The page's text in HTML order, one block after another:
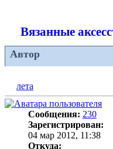
Вязанные
Автор
лета
Сообщения: 230
Зарегистрирован:
04 мар 2012, 11:38
Откуда: